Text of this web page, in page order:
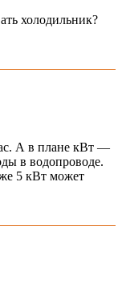
холодильник?
А в плане кВт —
в водопроводе.
5 кВт может